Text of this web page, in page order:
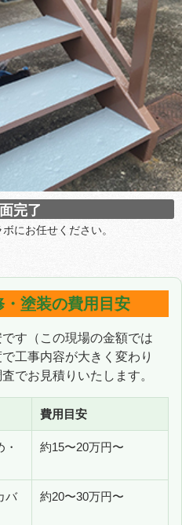
完了
にお任せください。
塗装の費用目安
す（この現場の金額では
工事内容が大きく変わり
でお見積りいたします。
費用目安
約15〜20万円〜
バ
約20〜30万円〜